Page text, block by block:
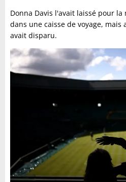
Donna Davis l'avait laissé pour
dans une caisse de voyage,
avait disparu.